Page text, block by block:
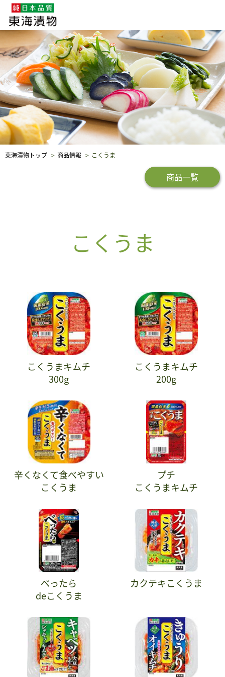
企業・採用情報 社会貢献 品質保証
東海漬物トップ 商品情報 こくうま
商品一覧
こくうま
こくうまキムチ
300g
こくうまキムチ
200g
辛くなくて食べやすい
こくうま
プチ
こくうまキムチ
べったら
deこくうま
カクテキこくうま